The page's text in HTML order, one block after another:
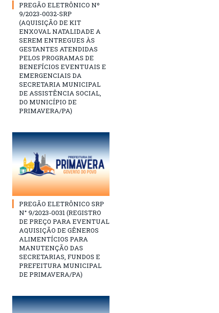
PREGÃO ELETRÔNICO Nº
9/2023-0032-SRP
(AQUISIÇÃO DE KIT
ENXOVAL NATALIDADE A
SEREM ENTREGUES ÀS
GESTANTES ATENDIDAS
PELOS PROGRAMAS DE
BENEFÍCIOS EVENTUAIS E
EMERGENCIAIS DA
SECRETARIA MUNICIPAL
DE ASSISTÊNCIA SOCIAL,
DO MUNICÍPIO DE
PRIMAVERA/PA)
PREGÃO ELETRÔNICO SRP
N° 9/2023-0031 (REGISTRO
DE PREÇO PARA EVENTUAL
AQUISIÇÃO DE GÊNEROS
ALIMENTÍCIOS PARA
MANUTENÇÃO DAS
SECRETARIAS, FUNDOS E
PREFEITURA MUNICIPAL
DE PRIMAVERA/PA)